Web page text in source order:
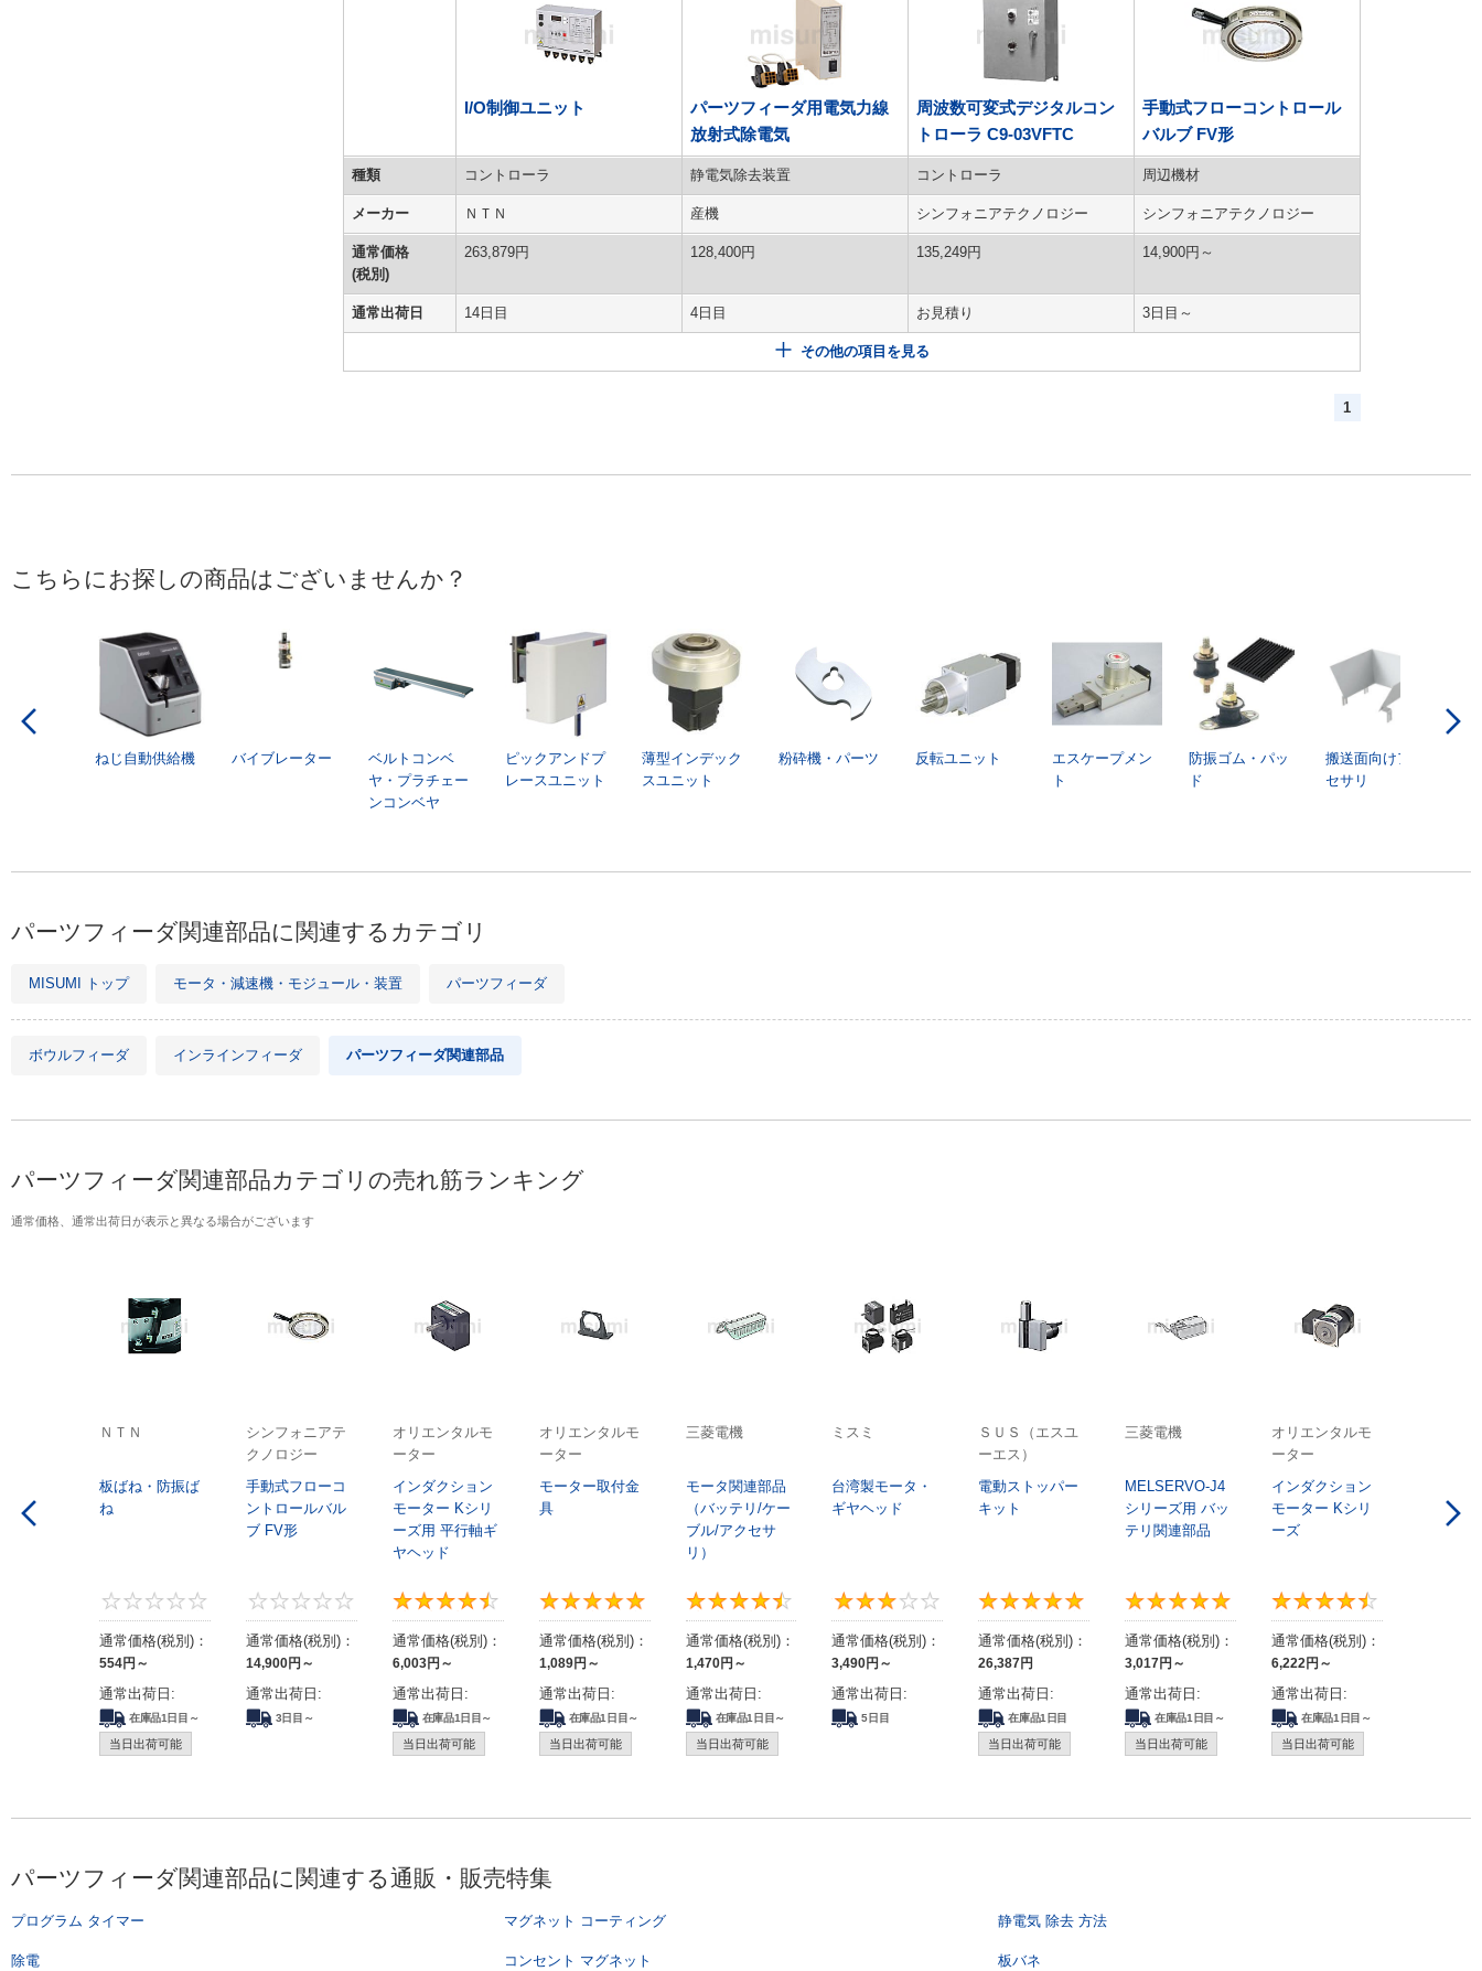
I/O制御ユニット
パーツフィーダ用電気力線
放射式除電気
周波数可変式デジタルコン
トローラ C9-03VFTC
手動式フローコントロール
バルブ FV形
種類 コントローラ 静電気除去装置 コントローラ 周辺機材
メーカー ＮＴＮ 産機 シンフォニアテクノロジー シンフォニアテクノロジー
通常価格
(税別)
263,879円 128,400円 135,249円 14,900円 ～
通常出荷日 14日目 4日目 お見積り 3日目～
その他の項目を見る
1
こちらにお探しの商品はございませんか？
ねじ自動供給機 バイブレーター
ベルトコンベ
ヤ・プラチェー
ンコンベヤ
ピックアンドプ
レースユニット
薄型インデック
スユニット
粉砕機・パーツ 反転ユニット
エスケープメン
ト
防振ゴム・パッ
ド
搬送面向けアク
セサリ
パーツフィーダ関連部品に関連するカテゴリ
MISUMI トップ モータ・減速機・モジュール・装置 パーツフィーダ
ボウルフィーダ インラインフィーダ パーツフィーダ関連部品
パーツフィーダ関連部品カテゴリの売れ筋ランキング
通常価格、通常出荷日が表示と異なる場合がございます
ＮＴＮ
板ばね・防振ば
ね
0
通常価格(税別)：
554円 ～
通常出荷日:
在庫品1日目～
当日出荷可能
シンフォニアテ
クノロジー
手動式フローコ
ントロールバル
ブ FV形
0
通常価格(税別)：
14,900円 ～
通常出荷日:
3日目～
オリエンタルモ
ーター
インダクション
モーター Kシリ
ーズ用 平行軸ギ
ヤヘッド
4.4
通常価格(税別)：
6,003円 ～
通常出荷日:
在庫品1日目～
当日出荷可能
オリエンタルモ
ーター
モーター取付金
具
4.9
通常価格(税別)：
1,089円 ～
通常出荷日:
在庫品1日目～
当日出荷可能
三菱電機
モータ関連部品
（バッテリ/ケー
ブル/アクセサ
リ）
4.4
通常価格(税別)：
1,470円 ～
通常出荷日:
在庫品1日目～
当日出荷可能
ミスミ
台湾製モータ・
ギヤヘッド
3.3
通常価格(税別)：
3,490円 ～
通常出荷日:
5日目
ＳＵＳ（エスユ
ーエス）
電動ストッパー
キット
5
通常価格(税別)：
26,387円
通常出荷日:
在庫品1日目
当日出荷可能
三菱電機
MELSERVO-J4
シリーズ用 バッ
テリ関連部品
5
通常価格(税別)：
3,017円 ～
通常出荷日:
在庫品1日目～
当日出荷可能
オリエンタルモ
ーター
インダクション
モーター Kシリ
ーズ
通常価格(税別)：
6,222円 ～
通常出荷日:
在庫品1日目～
当日出荷可能
パーツフィーダ関連部品に関連する通販・販売特集
プログラム タイマー マグネット コーティング 静電気 除去 方法
除電 コンセント マグネット 板バネ